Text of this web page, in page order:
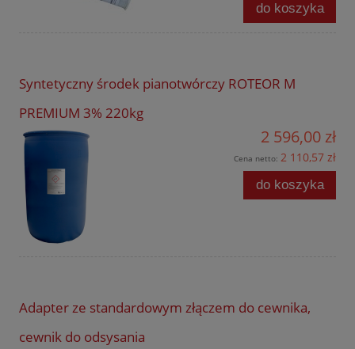
do koszyka
Syntetyczny środek pianotwórczy ROTEOR M
PREMIUM 3% 220kg
2 596,00 zł
Cena netto: 2 110,57 zł
do koszyka
Adapter ze standardowym złączem do cewnika,
cewnik do odsysania